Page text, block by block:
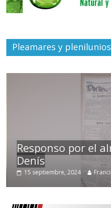
Pleamares y plenilunios
Responso por el
Denís
15 septiembre, 2024